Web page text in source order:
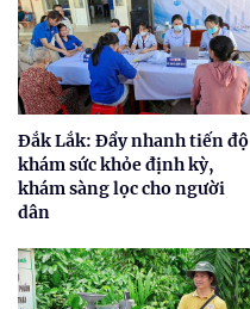
Đắk Lắk: Đẩy nhanh tiến độ
khám sức khỏe định kỳ,
khám sàng lọc cho người
dân